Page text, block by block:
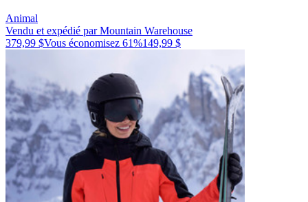
Animal
Vendu et expédié par Mountain Warehouse
379,99 $Vous économisez 61%149,99 $